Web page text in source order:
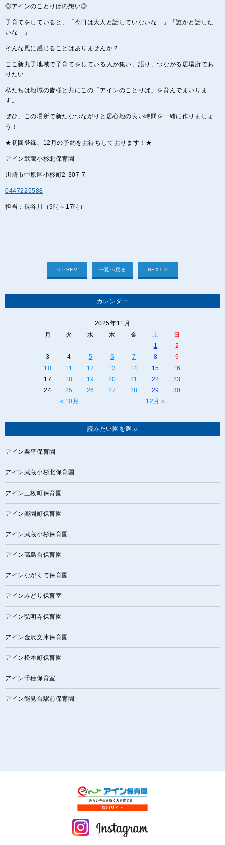
◎アインのことりばの想い◎
子育てをしていると、「今日は大人と話していないな…」「誰かと話した
いな…」
そんな風に感じることはありませんか？
ここ新丸子地域で子育てをしている人が集い、語り、つながる居場所であ
りたい…
私たちは地域の皆様と共にこの「アインのことりば」を育んでまいりま
す。
ぜひ、この場所で新たなつながりと居心地の良い時間を一緒に作りましょ
う！
★初回登録、12月の予約をお待ちしております！★
アイン武蔵小杉北保育園
川崎市中原区小杉町2-307-7
0447225588
担当：長谷川（9時～17時）
< PREV 一覧へ戻る NEXT >
カレンダー
2025年11月
月
火 水 木 金 土 日
« 10月 12月 »
1
2
3
4 5 6 7 8
9
10
11 12 13 14 15
16
17
18 19 20 21 22
23
24
25 26 27 28 29 30
読みたい園を選ぶ
アイン栗平保育園
アイン武蔵小杉北保育園
アイン三枚町保育園
アイン楽園町保育園
アイン武蔵小杉保育園
アイン高島台保育園
アインながくて保育園
アインみどり保育室
アイン弘明寺保育園
アイン金沢文庫保育園
アイン松本町保育園
アイン千種保育室
アイン能見台駅前保育園